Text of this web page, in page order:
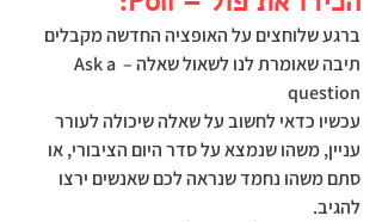
ברגע שלוחצים על האופציה החדשה מקבלים
תיבה שאומרת לנו לשאול שאלה – Ask a
question
עכשיו כדאי לחשוב על שאלה שיכולה לעורר
עניין, משהו שנמצא על סדר היום הציבורי, או
סתם משהו נחמד שנראה לכם שאנשים ירצו
להגיב.